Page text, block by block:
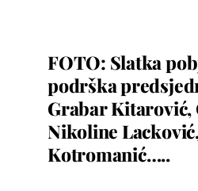
Fashion
Lifestyle
FOTO: Slatka
podrška
Grabar Kitarović,
Nikoline
Kotromanić…..